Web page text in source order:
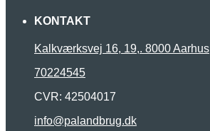
KONTAKT
Kalkværksvej 16, 19,. 8000 Aarhus
70224545
CVR: 42504017
info@palandbrug.dk